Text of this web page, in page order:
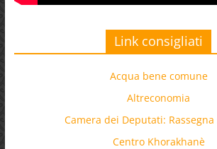
Link consigliati
Acqua bene comune
Altreconomia
Camera dei Deputati:
Centro Khorakhanè